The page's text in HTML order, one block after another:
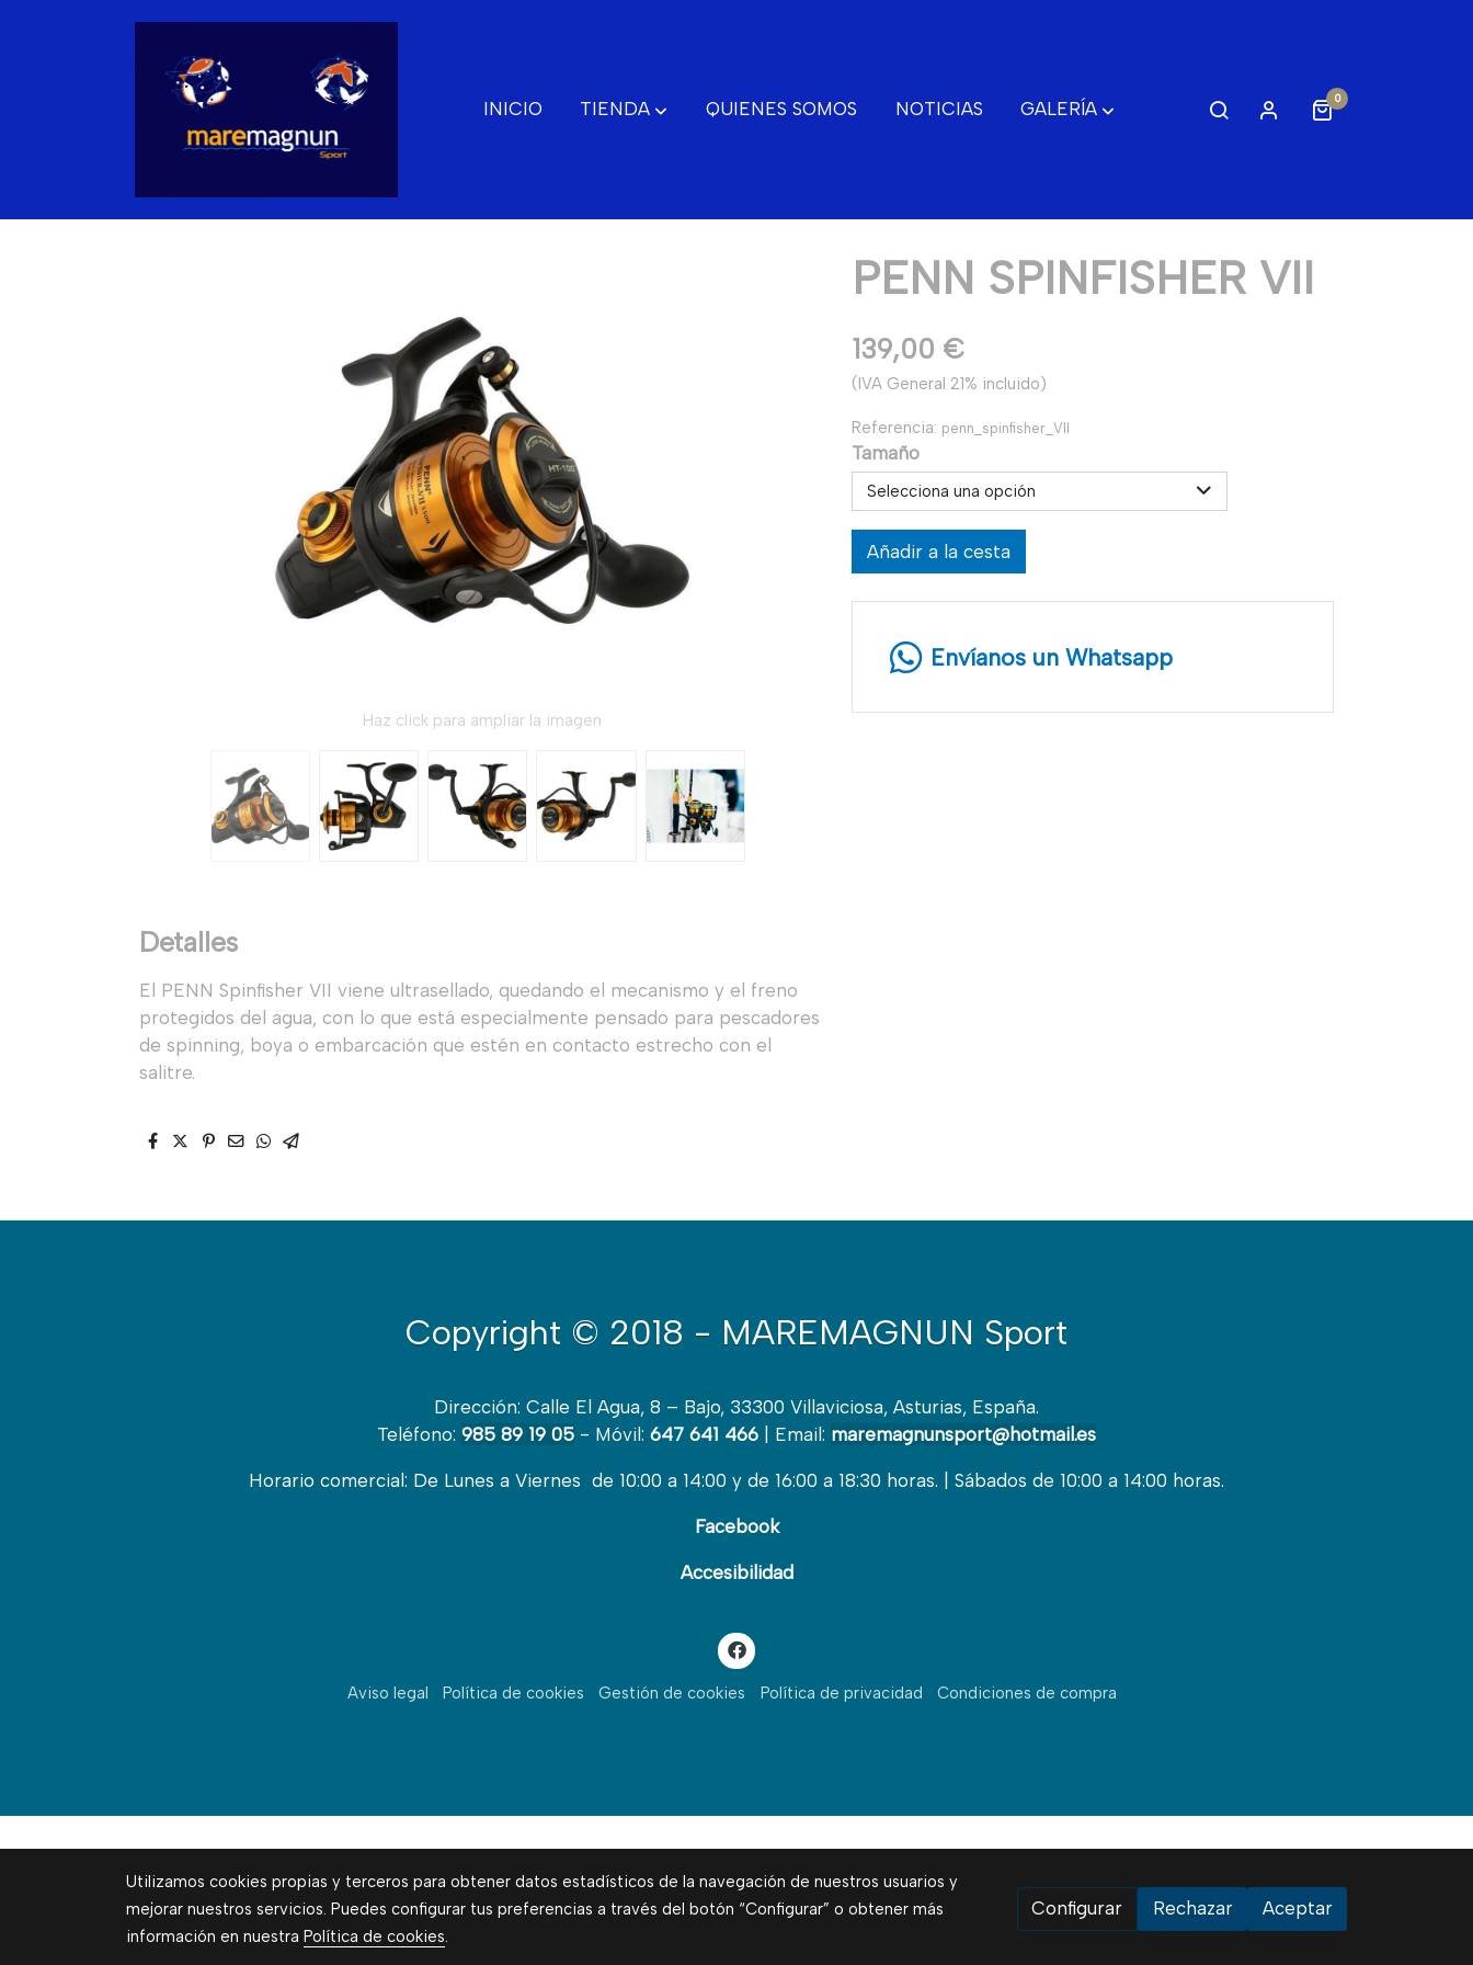
INICIO TIENDA QUIENES SOMOS NOTICIAS GALERÍA 0
Haz click para ampliar la imagen
Detalles
El PENN Spinfisher VII viene ultrasellado, quedando el mecanismo y el freno
protegidos del agua, con lo que está especialmente pensado para pescadores
de spinning, boya o embarcación que estén en contacto estrecho con el
salitre.
PENN SPINFISHER VII
139,00 €
(IVA General 21% incluido)
Referencia: penn_spinfisher_VII
Tamaño
Selecciona una opción
Añadir a la cesta
Envíanos un Whatsapp
Copyright © 2018 - MAREMAGNUN Sport
Dirección: Calle El Agua, 8 – Bajo, 33300 Villaviciosa, Asturias, España.
Teléfono: 985 89 19 05 - Móvil: 647 641 466 | Email: maremagnunsport@hotmail.es
Horario comercial: De Lunes a Viernes de 10:00 a 14:00 y de 16:00 a 18:30 horas. | Sábados de 10:00 a 14:00 horas.
Facebook
Accesibilidad
Aviso legal Política de cookies Gestión de cookies Política de privacidad Condiciones de compra
Utilizamos cookies propias y terceros para obtener datos estadísticos de la navegación de nuestros usuarios y
mejorar nuestros servicios. Puedes configurar tus preferencias a través del botón “Configurar” o obtener más
información en nuestra Política de cookies.
Configurar Rechazar Aceptar